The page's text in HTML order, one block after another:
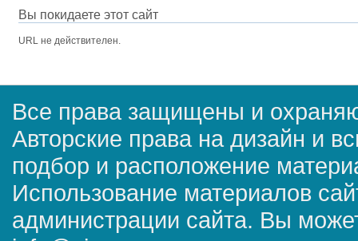
Вы покидаете этот сайт
URL не действителен.
Все права защищены и
Авторские права на дизайн и
подбор и расположение
Использование материалов
администрации сайта. Вы